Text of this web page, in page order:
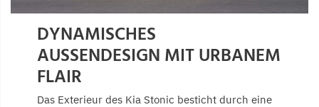
DYNAMISCHES
AUSSENDESIGN MIT URBANEM F
LAIR
Das Exterieur des Kia Stonic besticht durch eine